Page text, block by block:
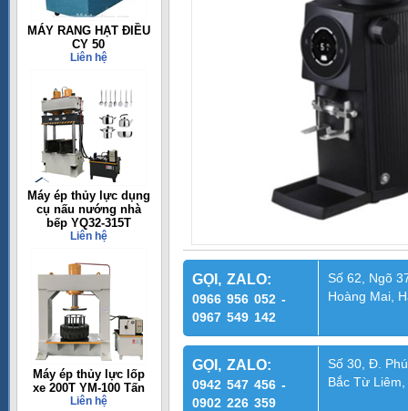
MÁY RANG HẠT ĐIỀU
CY 50
Liên hệ
Máy ép thủy lực dụng
cụ nấu nướng nhà
bếp YQ32-315T
Liên hệ
Máy ép thủy lực lốp
xe 200T YM-100 Tấn
Liên hệ
GỌI, ZALO:
0966 956 052 -
0967 549 142
Số 62, Ngõ
Hoàng Mai,
GỌI, ZALO:
0942 547 456 -
0902 226 359
Số 30, Đ.
Bắc Từ